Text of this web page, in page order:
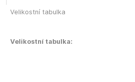
Velikostní tabulka
Velikostní tabulka: